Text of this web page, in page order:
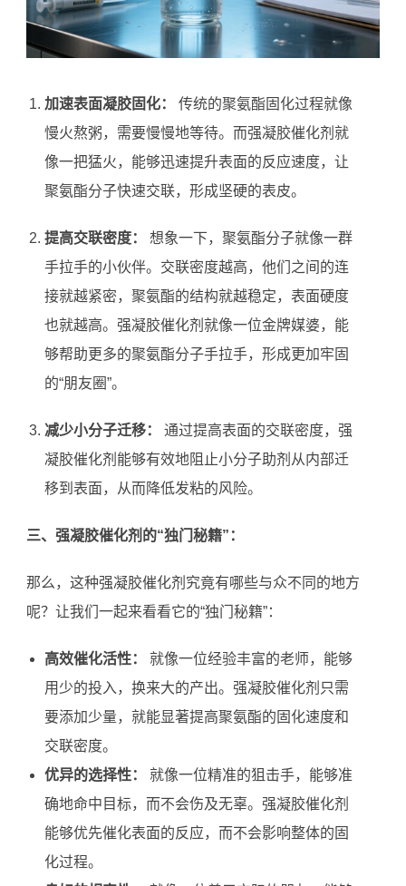
加速表面凝胶固化：
传统的聚氨酯固化过程就像
慢火熬粥，需要慢慢地等待。而强凝胶催化剂就
像一把猛火，能够迅速提升表面的反应速度，让
聚氨酯分子快速交联，形成坚硬的表皮。
提高交联密度：
想象一下，聚氨酯分子就像一群
手拉手的小伙伴。交联密度越高，他们之间的连
接就越紧密，聚氨酯的结构就越稳定，表面硬度
也就越高。强凝胶催化剂就像一位金牌媒婆，能
够帮助更多的聚氨酯分子手拉手，形成更加牢固
的“朋友圈”。
减少小分子迁移：
通过提高表面的交联密度，强
凝胶催化剂能够有效地阻止小分子助剂从内部迁
移到表面，从而降低发粘的风险。
三、强凝胶催化剂的“独门秘籍”：
那么，这种强凝胶催化剂究竟有哪些与众不同的地方
呢？让我们一起来看看它的“独门秘籍”：
高效催化活性：
就像一位经验丰富的老师，能够
用少的投入，换来大的产出。强凝胶催化剂只需
要添加少量，就能显著提高聚氨酯的固化速度和
交联密度。
优异的选择性：
就像一位精准的狙击手，能够准
确地命中目标，而不会伤及无辜。强凝胶催化剂
能够优先催化表面的反应，而不会影响整体的固
化过程。